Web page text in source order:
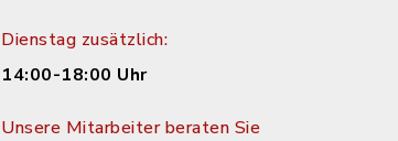
Dienstag zusätzlich:
14:00-18:00 Uhr
Unsere Mitarbeiter beraten Sie